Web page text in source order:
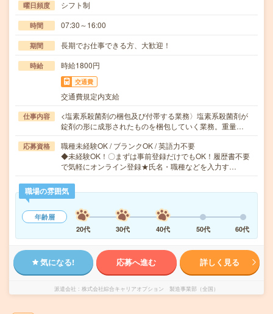
曜日頻度 シフト制
時間 07:30～16:00
期間 長期でお仕事できる方、大歓迎！
時給 時給1800円
交通費
交通費規定内支給
仕事内容
<塩素系殺菌剤の梱包及び付帯する業務〉塩素系殺菌剤が
錠剤の形に成形されたものを梱包していく業務。重量…
応募資格
職種未経験OK / ブランクOK / 英語力不要
◆未経験OK！〇まずは事前登録だけでもOK！履歴書不要
で気軽にオンライン登録★氏名・職種などを入力す…
職場の雰囲気
年齢層
20代
30代 40代 50代 60代
気になる! 応募へ進む 詳しく見る
派遣会社 株式会社綜合キャリアオプション 製造事業部（全国）